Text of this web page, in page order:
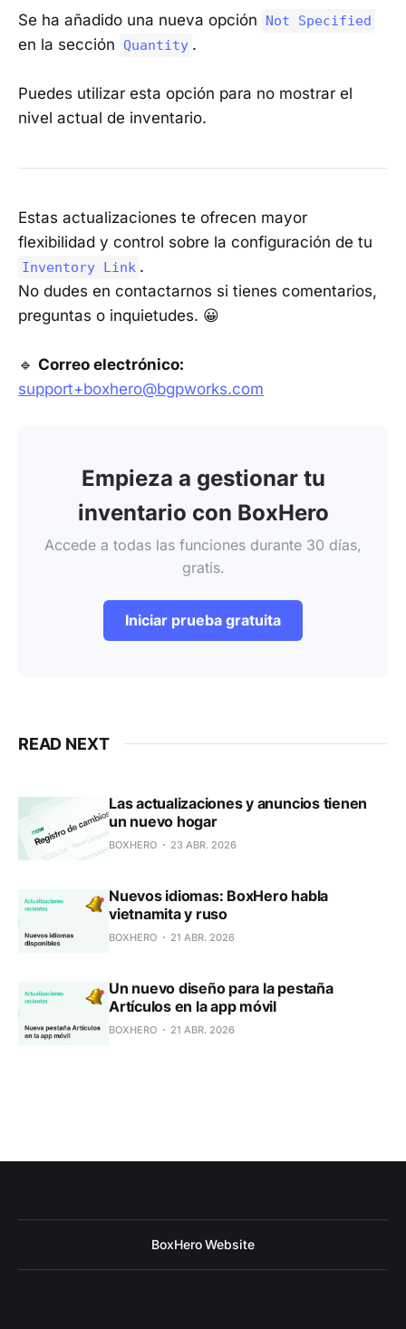
Se ha añadido una nueva opción Not Specified
en la sección Quantity .
Puedes utilizar esta opción para no mostrar el
nivel actual de inventario.
Estas actualizaciones te ofrecen mayor
flexibilidad y control sobre la configuración de tu
Inventory Link .
No dudes en contactarnos si tienes comentarios,
preguntas o inquietudes. 😀
🔹 Correo electrónico:
support+boxhero@bgpworks.com
Empieza a gestionar tu
inventario con BoxHero
Accede a todas las funciones durante 30 días,
gratis.
Iniciar prueba gratuita
READ NEXT
Las actualizaciones y anuncios tienen
un nuevo hogar
BOXHERO 23 ABR. 2026
Nuevos idiomas: BoxHero habla
vietnamita y ruso
BOXHERO 21 ABR. 2026
Un nuevo diseño para la pestaña
Artículos en la app móvil
BOXHERO 21 ABR. 2026
BoxHero Website